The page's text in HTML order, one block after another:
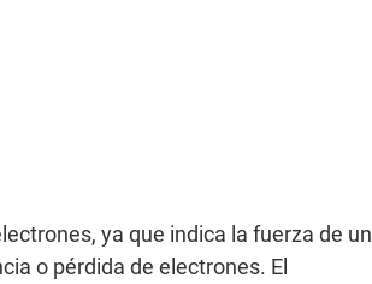
ya que indica la fuerza de un
o pérdida de electrones. El